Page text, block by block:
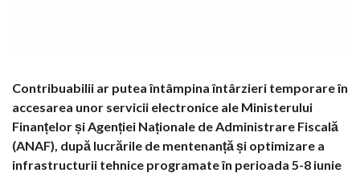
Contribuabilii ar putea întâmpina întârzieri temporare în
accesarea unor servicii electronice ale Ministerului
Finanțelor și Agenției Naționale de Administrare Fiscală
(ANAF), după lucrările de mentenanță și optimizare a
infrastructurii tehnice programate în perioada 5-8 iunie